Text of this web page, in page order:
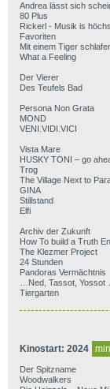
Andrea lässt sich
80 Plus
Rickerl - Musik is
Favoriten
Mit einem Tiger
What a Feeling
Der Vierer
Des Teufels Bad
Persona Non Grata
MOND
VENI.VIDI.VICI
Vista Mare
HUSKY TONI – go
Trog
The Village Next to
GINA
Stillstand
Elfi
Archiv der Zukunft
How To build a Truth
The Klezmer Project
24 Stunden
Pandoras Vermächtnis
…Ned, Tassot, Yossot
Tiergarten
Kinostart: 2024
Der Spitzname
Woodwalkers